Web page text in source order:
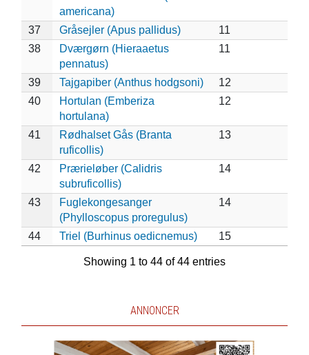
americana)
37 Gråsejler (Apus pallidus)
11
38
Dværgørn (Hieraaetus
pennatus)
11
39 Tajgapiber (Anthus hodgsoni)
12
40
Hortulan (Emberiza
hortulana)
12
41
Rødhalset Gås (Branta
ruficollis)
13
42
Prærieløber (Calidris
subruficollis)
14
43
Fuglekongesanger
(Phylloscopus proregulus)
14
44 Triel (Burhinus oedicnemus) 15
Showing 1 to 44 of 44 entries
ANNONCER